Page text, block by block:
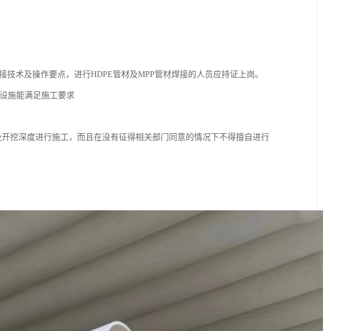
术及操作要点，进行HDPE管材及MPP管材焊接的人员应持证上岗。
施能满足施工要求
挖深度进行施工，而且在没有征得相关部门同意的情况下不得擅自进行